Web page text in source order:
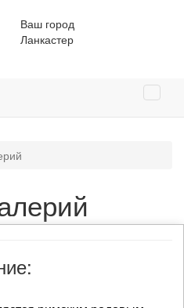
Ваш город
Ланкастер